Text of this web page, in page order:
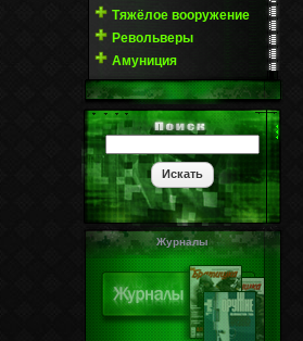
Тяжёлое вооружение
Револьверы
Амуниция
Журналы